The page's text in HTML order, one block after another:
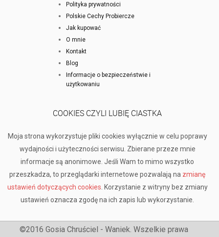
Polityka prywatności
Polskie Cechy Probiercze
Jak kupować
O mnie
Kontakt
Blog
Informacje o bezpieczeństwie i
użytkowaniu
COOKIES CZYLI LUBIĘ CIASTKA
Moja strona wykorzystuje pliki cookies wyłącznie w celu poprawy
wydajności i użyteczności serwisu. Zbierane przeze mnie
informacje są anonimowe. Jeśli Wam to mimo wszystko
przeszkadza, to przeglądarki internetowe pozwalają na zmianę
ustawień dotyczących cookies . Korzystanie z witryny bez zmiany
ustawień oznacza zgodę na ich zapis lub wykorzystanie.
©2016 Gosia Chruściel - Waniek. Wszelkie prawa